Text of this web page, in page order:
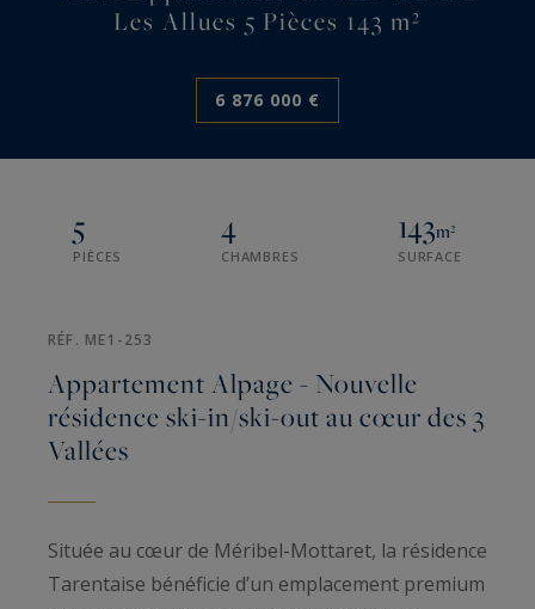
Les Allues 5 Pièces 143 m²
6 876 000 €
5
PIÈCES
4
CHAMBRES
143m²
SURFACE
RÉF. ME1-253
Appartement Alpage - Nouvelle
résidence ski-in/ski-out au cœur des 3
Vallées
Située au cœur de Méribel-Mottaret, la résidence
Tarentaise bénéficie d’un emplacement premium